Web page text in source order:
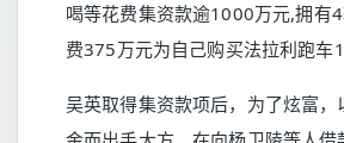
喝等花费集资款逾1000万元,拥有
费375万元为自己购买法拉利跑车1
吴英取得集资款项后，为了炫富，